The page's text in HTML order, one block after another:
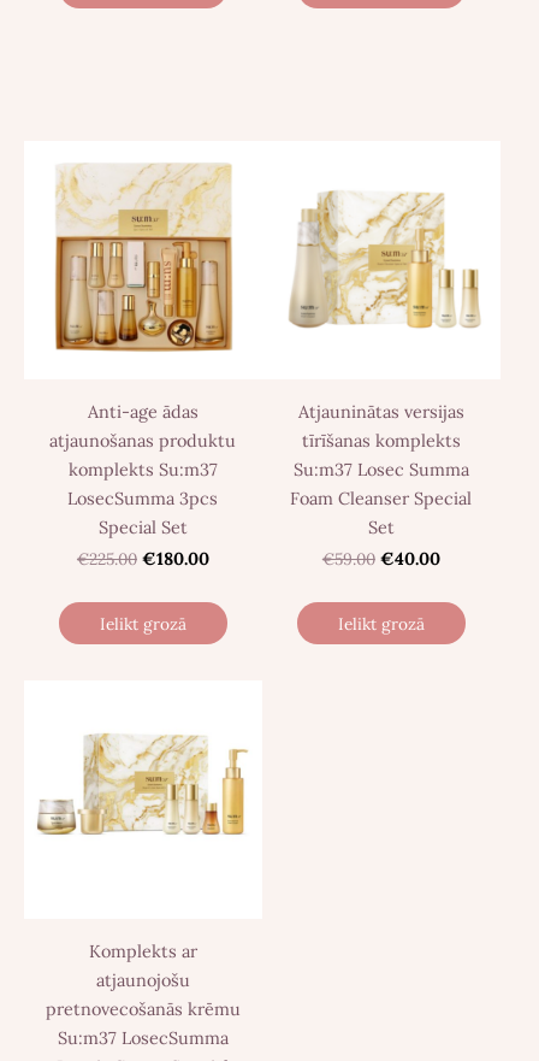
Anti-age ādas
atjaunošanas produktu
komplekts Su:m37
LosecSumma 3pcs
Special Set
€225.00 €180.00
Ielikt grozā
Atjauninātas versijas
tīrīšanas komplekts
Su:m37 Losec Summa
Foam Cleanser Special
Set
€59.00 €40.00
Ielikt grozā
Komplekts ar
atjaunojošu
pretnovecošanās krēmu
Su:m37 LosecSumma